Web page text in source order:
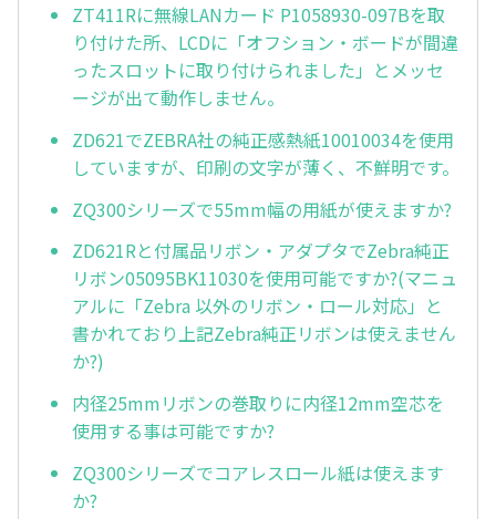
ZT411Rに無線LANカード P1058930-097Bを取
り付けた所、LCDに「オフション・ボードが間違
ったスロットに取り付けられました」とメッセ
ージが出て動作しません。
ZD621でZEBRA社の純正感熱紙10010034を使用
していますが、印刷の文字が薄く、不鮮明です。
ZQ300シリーズで55mm幅の用紙が使えますか?
ZD621Rと付属品リボン・アダプタでZebra純正
リボン05095BK11030を使用可能ですか?(マニュ
アルに「Zebra 以外のリボン・ロール対応」と
書かれており上記Zebra純正リボンは使えません
か?)
内径25mmリボンの巻取りに内径12mm空芯を
使用する事は可能ですか?
ZQ300シリーズでコアレスロール紙は使えます
か?